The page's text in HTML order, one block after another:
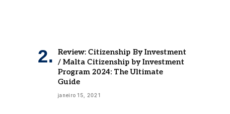
Review: Citizenship By Investment
/ Malta Citizenship by Investment
Program 2024: The Ultimate
Guide
janeiro 15, 2021